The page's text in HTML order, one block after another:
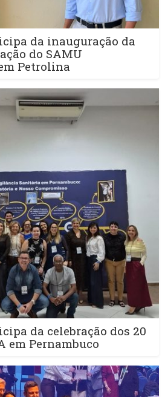
da inauguração da
do SAMU
Petrolina
da celebração dos 20
em Pernambuco